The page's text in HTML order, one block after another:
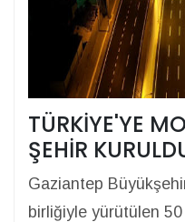
TÜRKİYE'YE
ŞEHİR
Gaziantep
birliğiyle yürütülen